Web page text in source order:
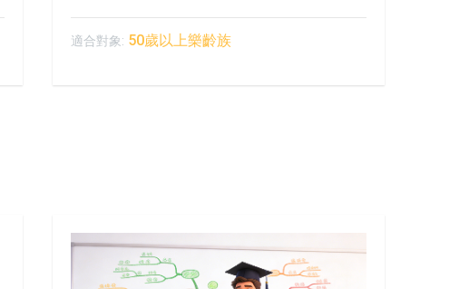
適合對象: 50歲以上樂齡族